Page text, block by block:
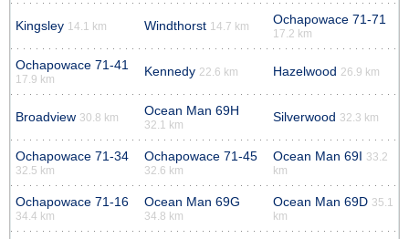
Kingsley 14.1 km Windthorst 14.7 km Ochapowace 71-71
17.2 km
Ochapowace 71-41
17.9 km
Kennedy 22.6 km Hazelwood 26.9 km
Broadview 30.8 km Ocean Man 69H
32.1 km
Silverwood 32.3 km
Ochapowace 71-34
32.5 km
Ochapowace 71-45
32.6 km
Ocean Man 69I 33.2
km
Ochapowace 71-16
34.4 km
Ocean Man 69G
34.8 km
Ocean Man 69D 35.1
km